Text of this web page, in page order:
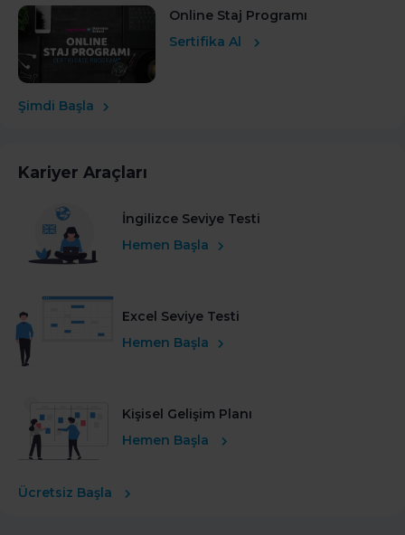
Online Staj Programı
Sertifika Al
Şimdi Başla
Kariyer Araçları
İngilizce Seviye Testi
Hemen Başla
Excel Seviye Testi
Hemen Başla
Kişisel Gelişim Planı
Hemen Başla
Ücretsiz Başla